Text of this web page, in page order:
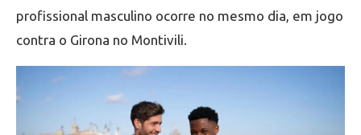
profissional masculino ocorre no mesmo dia, em jogo
contra o Girona no Montivili.